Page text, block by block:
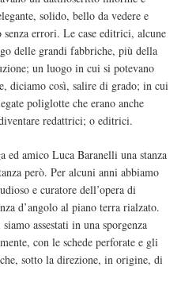
solido, bello da vedere e
errori. Le case editrici, alcune
delle grandi fabbriche, più della
un luogo in cui si potevano
diciamo così, salire di grado; in cui
poliglotte che erano anche
redattrici; o editrici.
amico Luca Baranelli una stanza
però. Per alcuni anni abbiamo
e curatore dell’opera di
d’angolo al piano terra rialzato.
assestati in una sporgenza
con le schede perforate e gli
sotto la direzione, in origine, di